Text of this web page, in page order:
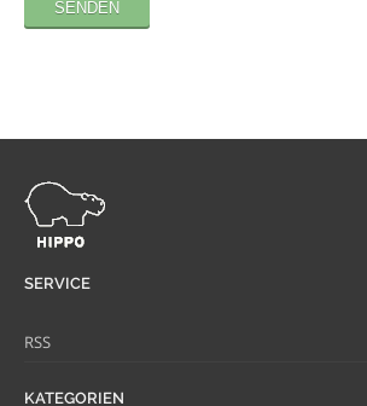
SERVICE
RSS
KATEGORIEN